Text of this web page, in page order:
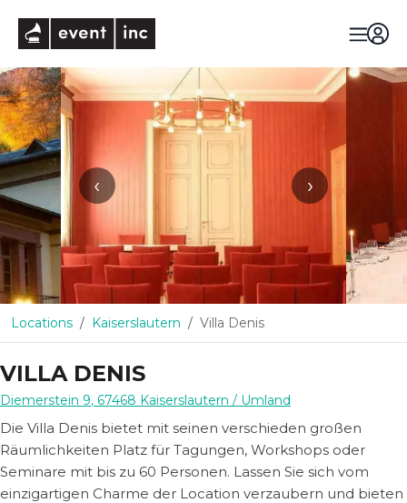
‹ ›
Locations Kaiserslautern Villa Denis
VILLA DENIS
Diemerstein 9, 67468 Kaiserslautern / Umland
Die Villa Denis bietet mit seinen verschieden großen
Räumlichkeiten Platz für Tagungen, Workshops oder
Seminare mit bis zu 60 Personen. Lassen Sie sich vom
einzigartigen Charme der Location verzaubern und bieten